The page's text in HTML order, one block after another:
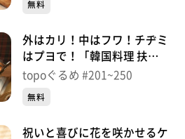
無料
外はカリ！中はフワ！チヂミ
はプヨで！「韓国料理 扶餘
長町店」（太白区長町）＃
topoぐるめ #201~250
無料
祝いと喜びに花を咲かせるケ